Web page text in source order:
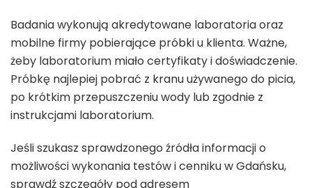
Badania wykonują akredytowane laboratoria oraz
mobilne firmy pobierające próbki u klienta. Ważne,
żeby laboratorium miało certyfikaty i doświadczenie.
Próbkę najlepiej pobrać z kranu używanego do picia,
po krótkim przepuszczeniu wody lub zgodnie z
instrukcjami laboratorium.
Jeśli szukasz sprawdzonego źródła informacji o
możliwości wykonania testów i cenniku w Gdańsku,
sprawdź szczegóły pod adresem